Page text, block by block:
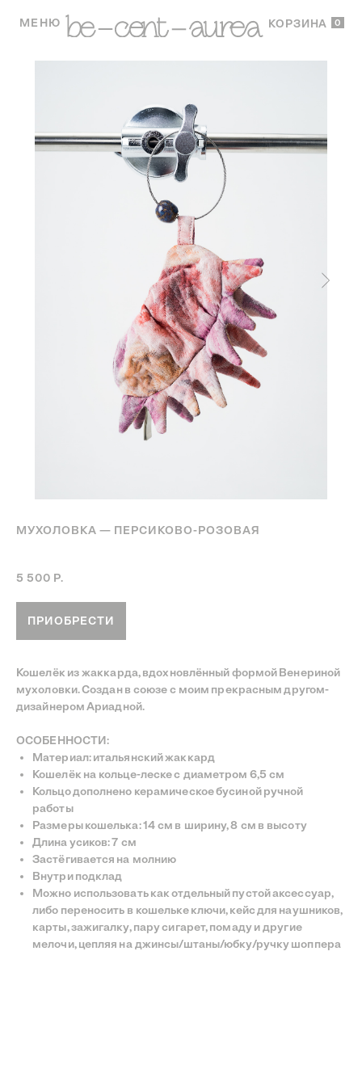
МЕНЮ
МУХОЛОВКА — ПЕРСИКОВО-РОЗОВАЯ
5 500 Р.
ПРИОБРЕСТИ
Кошелёк из жаккарда, вдохновлённый формой Венериной
мухоловки. Создан в союзе с моим прекрасным другом-
дизайнером Ариадной.
ОСОБЕННОСТИ:
Материал: итальянский жаккард
Кошелёк на кольце-леске с диаметром 6,5 см
Кольцо дополнено керамическое бусиной ручной
работы
Размеры кошелька: 14 см в ширину, 8 см в высоту
Длина усиков: 7 см
Застёгивается на молнию
Внутри подклад
Можно использовать как отдельный пустой аксессуар,
либо переносить в кошельке ключи, кейс для наушников,
карты, зажигалку, пару сигарет, помаду и другие
мелочи, цепляя на джинсы/штаны/юбку/ручку шоппера
INSTAGRAM
NON-OBJECTIVE
BECENTAUREA
СДЕЛАНО С ЛЮБОВЬЮ